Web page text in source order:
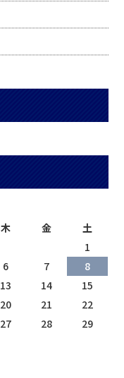
木 金 土
1
6 7
8
13 14
15
20 21
22
27 28
29